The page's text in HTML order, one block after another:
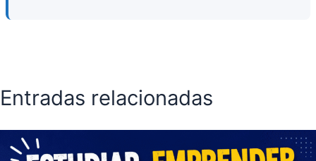
Entradas relacionadas